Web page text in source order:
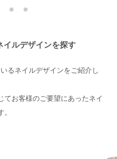
イルデザインを探す
るネイルデザインをご紹介し
てお客様のご要望にあったネイ